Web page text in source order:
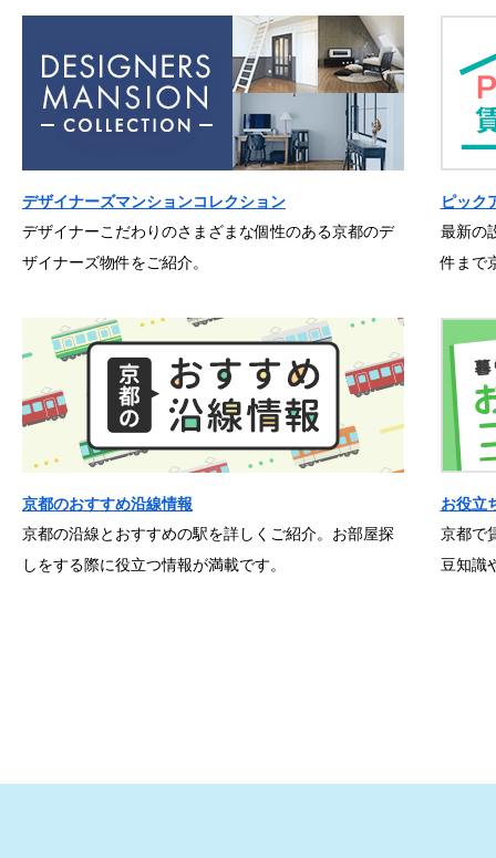
デザイナーズマンションコレクション
デザイナーこだわりのさまざまな個性のある京都のデ
ザイナーズ物件をご紹介。
ピック
最新の
件まで
京都のおすすめ沿線情報
京都の沿線とおすすめの駅を詳しくご紹介。お部屋探
しをする際に役立つ情報が満載です。
お役立
京都で
豆知識